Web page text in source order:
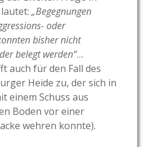
„Begegnungen
oder
bisher nicht
belegt werden“…
auch für den Fall des
Heide zu, der sich in
einem Schuss aus
Boden vor einer
wehren konnte).